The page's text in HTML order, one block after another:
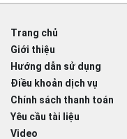
Trang chủ
Giới thiệu
Hướng dẫn sử dụng
Điều khoản dịch vụ
Chính sách thanh toán
Yêu cầu tài liệu
Video